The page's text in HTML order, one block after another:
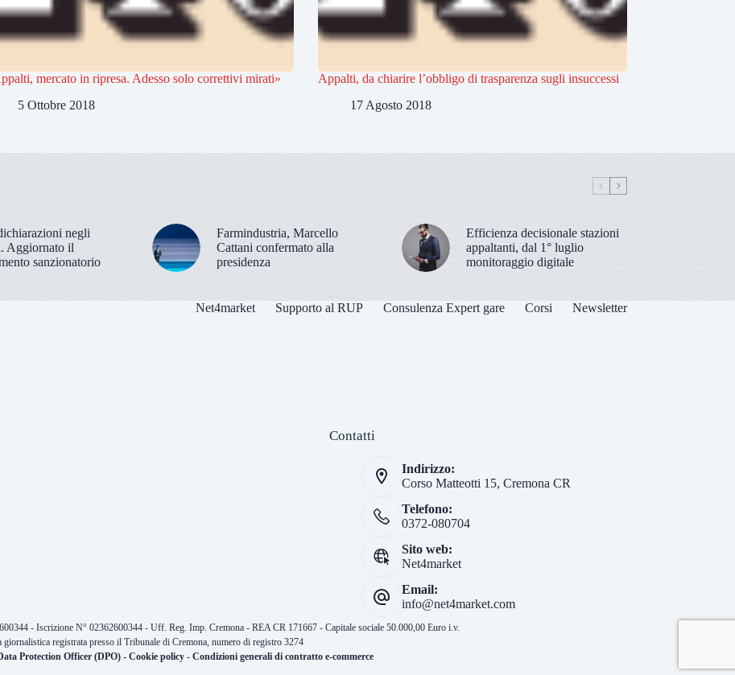
mercato in ripresa. Adesso solo correttivi mirati»
5 Ottobre 2018
Appalti, da chiarire l’obbligo di trasparenza sugli insuccessi
17 Agosto 2018
negli
Aggiornato il
sanzionatorio
Farmindustria, Marcello
Cattani confermato alla
presidenza
Efficienza decisionale stazioni
appaltanti, dal 1° luglio
monitoraggio digitale
Net4market Supporto al RUP Consulenza Expert gare Corsi Newsletter
Contatti
Indirizzo:
Corso Matteotti 15, Cremona CR
Telefono:
0372-080704
Sito web:
Net4market
Email:
info@net4market.com
- Iscrizione N° 02362600344 - Uff. Reg. Imp. Cremona - REA CR 171667 - Capitale sociale 50.000,00 Euro i.v.
giornalistica registrata presso il Tribunale di Cremona, numero di registro 3274
Protection Officer (DPO) -Cookie policy -Condizioni generali di contratto e-commerce